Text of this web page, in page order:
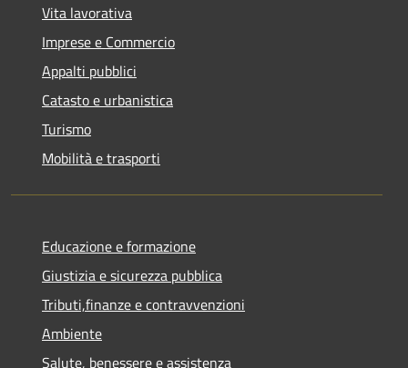
Vita lavorativa
Imprese e Commercio
Appalti pubblici
Catasto e urbanistica
Turismo
Mobilità e trasporti
Educazione e formazione
Giustizia e sicurezza pubblica
Tributi,finanze e contravvenzioni
Ambiente
Salute, benessere e assistenza